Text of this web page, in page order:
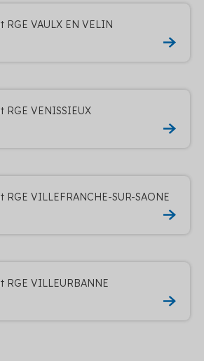
RGE VAULX EN VELIN
RGE VENISSIEUX
RGE VILLEFRANCHE-SUR-SAONE
RGE VILLEURBANNE